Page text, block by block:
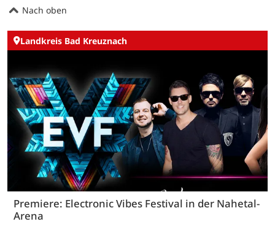
Nach oben
Landkreis Bad Kreuznach
Premiere: Electronic Vibes Festival in der Nahetal-
Arena